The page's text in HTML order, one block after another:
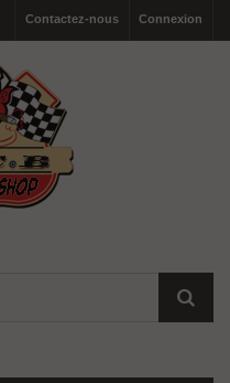
Connexion
Contactez-nous